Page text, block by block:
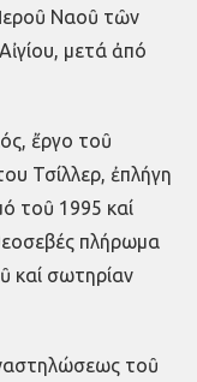
Ἱεροῦ Ναοῦ τῶν
μετά ἀπό
ἔργο τοῦ
Τσίλλερ, ἐπλήγη
τοῦ 1995 καί
πλήρωμα
καί σωτηρίαν
τοῦ